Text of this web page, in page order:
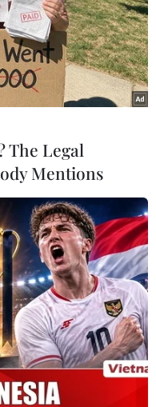
hoạch kiểm
có giá trị nhất như
của Cơ quan Ngân
The Legal
Mentions